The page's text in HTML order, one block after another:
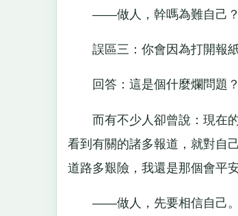
——做人，幹嗎為難自己？
誤區三：你會因為打開報紙
回答：這是個什麼爛問題？
而有不少人卻曾說：現在的
看到有關的諸多報道，就對自
道路多艱險，我還是那個會平
——做人，先要相信自己。